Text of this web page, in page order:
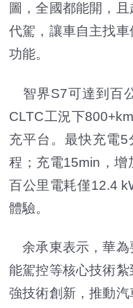
圖，全國都能開，
代駕，讓車自主找
功能。
智界S7可達到百
CLTC工況下
充平台。最快充電
程；充電15min，
百公里電耗僅12.4
體驗。
余承東表示，華為
能駕控等核心技術
強技術創新，推動